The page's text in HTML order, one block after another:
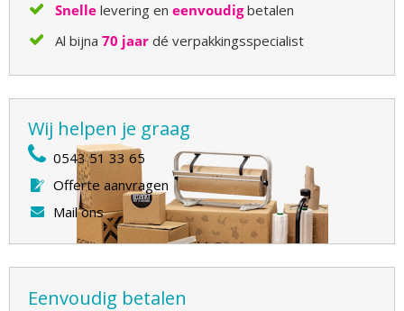
Snelle levering en eenvoudigbetalen
Al bijna 70 jaar dé verpakkingsspecialist
Wij helpen je graag
0543 51 33 65
Offerte aanvragen
Mail ons
Eenvoudig betalen